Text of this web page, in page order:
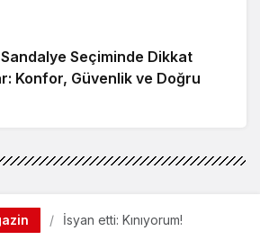
Seçiminde Dikkat
Konfor, Güvenlik ve Doğru
İsyan etti: Kınıyorum!